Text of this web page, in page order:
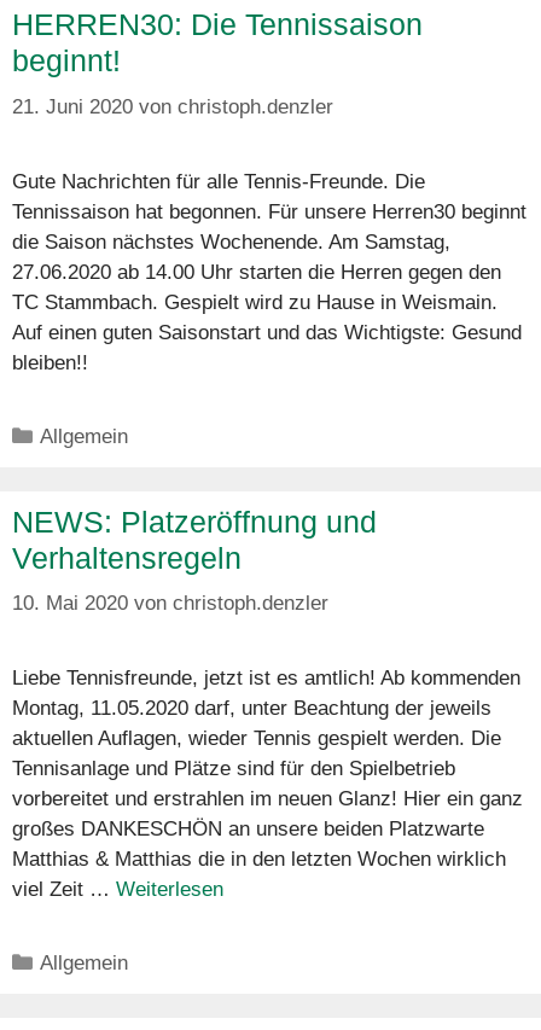
HERREN30: Die Tennissaison
beginnt!
21. Juni 2020 von christoph.denzler
Gute Nachrichten für alle Tennis-Freunde. Die
Tennissaison hat begonnen. Für unsere Herren30 beginnt
die Saison nächstes Wochenende. Am Samstag,
27.06.2020 ab 14.00 Uhr starten die Herren gegen den
TC Stammbach. Gespielt wird zu Hause in Weismain.
Auf einen guten Saisonstart und das Wichtigste: Gesund
bleiben!!
Kategorien
Allgemein
NEWS: Platzeröffnung und
Verhaltensregeln
10. Mai 2020 von christoph.denzler
Liebe Tennisfreunde, jetzt ist es amtlich! Ab kommenden
Montag, 11.05.2020 darf, unter Beachtung der jeweils
aktuellen Auflagen, wieder Tennis gespielt werden. Die
Tennisanlage und Plätze sind für den Spielbetrieb
vorbereitet und erstrahlen im neuen Glanz! Hier ein ganz
großes DANKESCHÖN an unsere beiden Platzwarte
Matthias & Matthias die in den letzten Wochen wirklich
viel Zeit … Weiterlesen
Kategorien
Allgemein